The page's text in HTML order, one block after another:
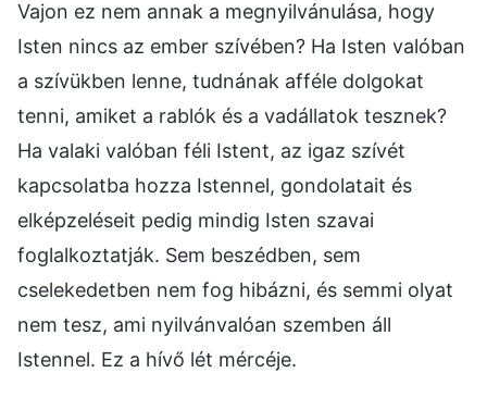
Vajon ez nem annak a megnyilvánulása, hogy
Isten nincs az ember szívében? Ha Isten valóban
a szívükben lenne, tudnának afféle dolgokat
tenni, amiket a rablók és a vadállatok tesznek?
Ha valaki valóban féli Istent, az igaz szívét
kapcsolatba hozza Istennel, gondolatait és
elképzeléseit pedig mindig Isten szavai
foglalkoztatják. Sem beszédben, sem
cselekedetben nem fog hibázni, és semmi olyat
nem tesz, ami nyilvánvalóan szemben áll
Istennel. Ez a hívő lét mércéje.